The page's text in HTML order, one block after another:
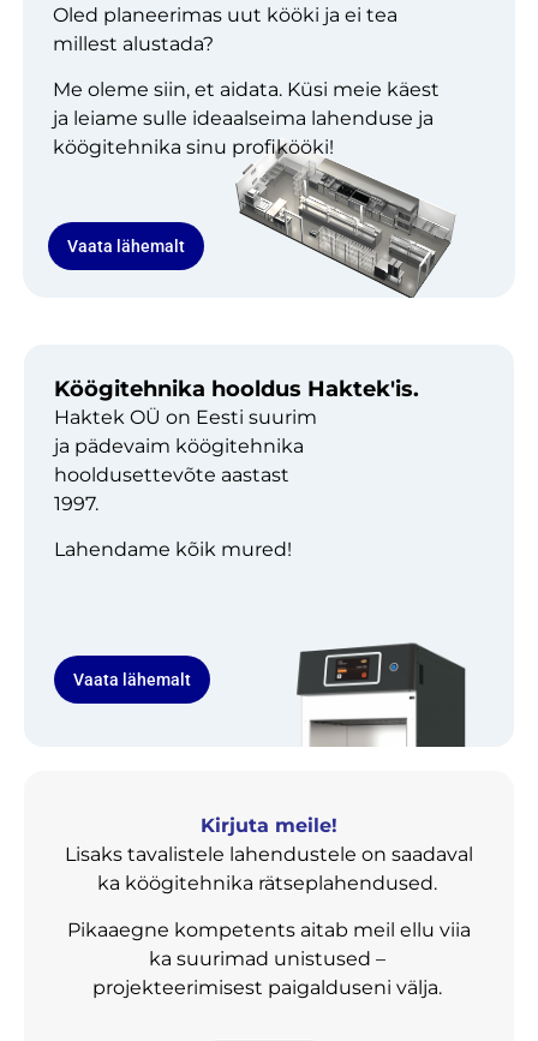
Oled planeerimas uut kööki ja ei tea
millest alustada?
Me oleme siin, et aidata. Küsi meie käest
ja leiame sulle ideaalseima lahenduse ja
köögitehnika sinu profikööki!
Vaata lähemalt
Köögitehnika hooldus Haktek'is.
Haktek OÜ on Eesti suurim
ja pädevaim köögitehnika
hooldusettevõte aastast
1997.
Lahendame kõik mured!
Vaata lähemalt
Kirjuta meile!
Lisaks tavalistele lahendustele on saadaval
ka köögitehnika rätseplahendused.
Pikaaegne kompetents aitab meil ellu viia
ka suurimad unistused –
projekteerimisest paigalduseni välja.